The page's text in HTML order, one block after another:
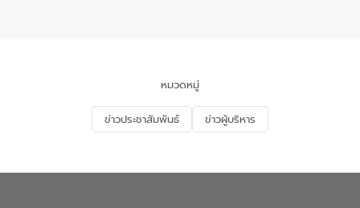
ด้านน้ำของประเทศ และเตรียมความพร้อม
รองรับการเติบโตของเมือง รวมถึงการ
ลงทุนในอุตสาหกรรมแห่งอนาคต ตลอดจน
มุ่งตอบโจทย์ความท้าทายจากวิกฤตการ
ในครั้งนี้เป็นการดึงจุดแข็งและความ
หมวดหมู่
ข่าวประชาสัมพันธ์ ข่าวผู้บริหาร